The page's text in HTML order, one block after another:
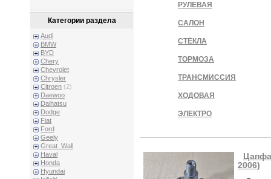
Категории раздела
Audi
BMW
BYD
Chery
Chevrolet
Chrysler
Citroen (2)
Daewoo
Daihatsu
Dodge
Fiat
Ford
Geely
Great_Wall
Haval
Honda
Hyundai
РУЛЕВАЯ
САЛОН
СТЁКЛА
ТОРМОЗА
ТРАНСМИССИЯ
ХОДОВАЯ
ЭЛЕКТРО
2006)